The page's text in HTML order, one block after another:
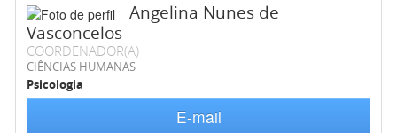
Angelina Nunes de
Vasconcelos
COORDENADOR(A)
CIÊNCIAS HUMANAS
Psicologia
E-mail